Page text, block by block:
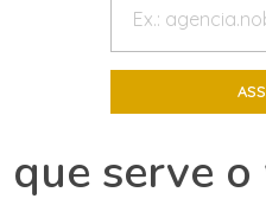
que serve